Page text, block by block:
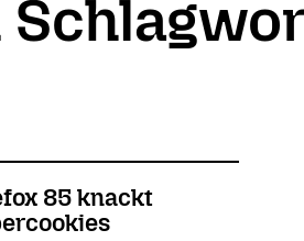
85 knackt